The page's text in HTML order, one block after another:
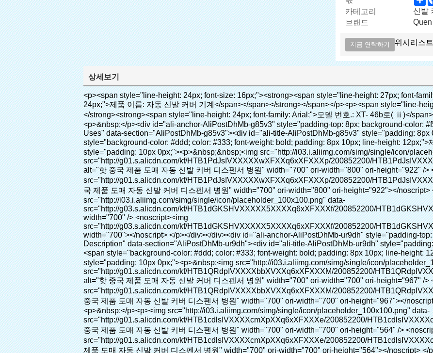
카테고리
신발
브랜드
지금 연락하기 위시리스
상세보기
<p><span style="line-height: 24px; font-size: 16px;"><strong><span style="line-height: 27px; font-family: Arial;"><span style="line-height: 24px;">제품 이름: 자동 신발 커버 기계</span></span></strong></span></p><p><span style="line-height: 24px; font-size: 16px;"><strong></strong><strong><span style="line-height: 24px; font-family: Arial;">모델 번호.: XT- 46b로( ⅱ)</span></strong></span></p><p>&nbsp;</p><p>&nbsp;</p><div id="ali-anchor-AliPostDhMb-g85v3" style="padding-top: 8px; background-color: #f5f5f5;" data-section-title="Product Uses" data-section="AliPostDhMb-g85v3"><div id="ali-title-AliPostDhMb-g85v3" style="padding: 8px 0px; border-bottom-style: solid;"><span style="background-color: #ddd; color: #333; font-weight: bold; padding: 8px 10px; line-height: 12px;">제품 사용</span></div><div style="padding: 10px 0px;"><p>&nbsp;&nbsp;<img src="http://i03.i.aliimg.com/simg/single/icon/placeholder_100x100.png" data-src="http://g01.s.alicdn.com/kf/HTB1PdJsIVXXXXXwXFXXq6xXFXXXp/200852200/HTB1PdJsIVXXXXXwXFXXq6xXFXXXp.jpg" data-alt="핫 중국 제품 도매 자동 신발 커버 디스펜서 병원" width="700" ori-width="800" ori-height="922" /> <noscript><img src="http://g01.s.alicdn.com/kf/HTB1PdJsIVXXXXXwXFXXq6xXFXXXp/200852200/HTB1PdJsIVXXXXXwXFXXq6xXFXXXp.jpg" alt="핫 중국 제품 도매 자동 신발 커버 디스펜서 병원" width="700" ori-width="800" ori-height="922"></noscript> </p><p>&nbsp;</p><p><img src="http://i03.i.aliimg.com/simg/single/icon/placeholder_100x100.png" data-src="http://g03.s.alicdn.com/kf/HTB1dGKSHVXXXXX5XXXXq6xXFXXXf/200852200/HTB1dGKSHVXXXXX5XXXXq6xXFXXXf.jpg" width="700" /> <noscript><img src="http://g03.s.alicdn.com/kf/HTB1dGKSHVXXXXX5XXXXq6xXFXXXf/200852200/HTB1dGKSHVXXXXX5XXXXq6xXFXXXf.jpg" width="700"></noscript> </p></div></div><div id="ali-anchor-AliPostDhMb-ur9dh" style="padding-top: 8px;" data-section-title="Product Description" data-section="AliPostDhMb-ur9dh"><div id="ali-title-AliPostDhMb-ur9dh" style="padding: 8px 0px; border-bottom-style: solid;"><span style="background-color: #ddd; color: #333; font-weight: bold; padding: 8px 10px; line-height: 12px;">제품 설명</span></div><div style="padding: 10px 0px;"><p>&nbsp;<img src="http://i03.i.aliimg.com/simg/single/icon/placeholder_100x100.png" data-src="http://g01.s.alicdn.com/kf/HTB1QRdpIVXXXXbbXVXXq6xXFXXXM/200852200/HTB1QRdpIVXXXXbbXVXXq6xXFXXXM.jpg" data-alt="핫 중국 제품 도매 자동 신발 커버 디스펜서 병원" width="700" ori-width="700" ori-height="967" /> <noscript><img src="http://g01.s.alicdn.com/kf/HTB1QRdpIVXXXXbbXVXXq6xXFXXXM/200852200/HTB1QRdpIVXXXXbbXVXXq6xXFXXXM.jpg" alt="핫 중국 제품 도매 자동 신발 커버 디스펜서 병원" width="700" ori-width="700" ori-height="967"></noscript> </p></div></div><p>&nbsp;</p><p>&nbsp;</p><p><img src="http://i03.i.aliimg.com/simg/single/icon/placeholder_100x100.png" data-src="http://g01.s.alicdn.com/kf/HTB1cdlsIVXXXXcmXpXXq6xXFXXXe/200852200/HTB1cdlsIVXXXXcmXpXXq6xXFXXXe.jpg" data-alt="핫 중국 제품 도매 자동 신발 커버 디스펜서 병원" width="700" ori-width="700" ori-height="564" /> <noscript><img src="http://g01.s.alicdn.com/kf/HTB1cdlsIVXXXXcmXpXXq6xXFXXXe/200852200/HTB1cdlsIVXXXXcmXpXXq6xXFXXXe.jpg" alt="핫 중국 제품 도매 자동 신발 커버 디스펜서 병원" width="700" ori-width="700" ori-height="564"></noscript> </p><p>&nbsp;</p><p>&nbsp;</p><div id="ali-anchor-AliPostDhMb-kqf20" style="padding-top: 8px;" data-section-title="Product Advantages" data-section="AliPostDhMb-kqf20"><div id="ali-title-AliPostDhMb-kqf20" style="padding: 8px 0px; border-bottom-style: solid;"><span style="background-color: #ddd; color: #333; font-weight: bold; padding: 8px 10px; line-height: 12px;">제품의 장점</span></div><div style="padding: 10px 0px;"><p>&nbsp;</p><table class="aliDataTable" style="width: 600px; height: 436px;"><tbody><tr style="height: 34.35pt;" align="left"><td style="width: 598pt;" colspan="2" valign="center"><p><span style="line-height: normal; font-weight: bold; font-size: 12pt; font-family: Arial;">장점은 quen 신발 커버 기계:</span></p></td></tr><tr style="height: 53.95pt;" align="left"><td style="width: 181.85pt;" valign="center"><p><span style="line-height: normal; font-weight: bold; font-family: arial, helvetica, sans-serif; color: #008000; font-size: 14px;">1. 경제적</span></p></td><td style="width: 416.15pt;" valign="center"><p><span style="line-height: normal; font-family: arial, helvetica, sans-serif; font-size: 14px;">비용은 우리의 PVC 필름의 경제적입니다 기존보다 신발 커버, 두께는 28& 무, m</span></p><p><span style="line-height: normal; font-family: arial, helvetica, sans-serif; font-size: 14px;">그것은 더 내구성이</span></p></td></tr><tr style="height: 52pt;" align="left"><td valign="center"><p><span style="line-height: normal; font-weight: bold; font-family: arial, helvetica, sans-serif; color: #008000; font-size: 14px;">2. 대용량</span></p></td><td valign="center"><p><span style="line-height: normal; font-family: arial, helvetica, sans-serif; font-size: 14px;">한 롤 필름 만들 수 있습니다 5백쌍 신발 커버, 다른 신발 커버 기계,</span></p><p><span style="line-height: normal; font-family: arial, helvetica, sans-serif; font-size: 14px;">용량은 만 50-100 쌍 신발 커버</span></p></td></tr><tr style="height: 53pt;" align="left"><td valign="center"><p><span style="line-height: normal; font-weight: bold; font-family: arial, helvetica, sans-serif; color: #008000; font-size: 14px;">3. 긴 디자인 생활</span></p></td><td valign="center"><p><span style="line-height: normal; font-family: arial, helvetica, sans-serif; font-size: 14px;">desi</span><span style="line-height: normal; font-family: arial, helvetica, sans-serif; font-size: 14px;">GN 수명은 300, 000 번</span></p></td></tr><tr style="height: 51pt;" align="left"><td valign="center"><p><span style="line-height: normal; font-weight: bold; font-family: arial, helvetica, sans-serif; color: #008000; font-size: 14px;">4. 편리한</span></p></td><td valign="center"><p><span style="line-height: normal; font-family: arial, helvetica, sans-serif; font-size: 14px;">그것은 정도 걸립니다 30가 대체 필름 롤, 다음 번 연속 1000 사용할 수 있습니다.</span></p></td></tr><tr style="height: 37.3pt;" align="left"><td valign="center"><p><span style="line-height: normal; font-weight: bold; font-family: arial, helvetica, sans-serif; color: #008000; font-size: 14px;">5. 편안한</span></p></td><td valign="center"><p><span style="line-height: normal; font-family: arial, helvetica, sans-serif; font-size: 14px;">그것은 사용하기 쉬운 및 착용 편안한.</span></p></td></tr><tr style="height: 39.25pt;" align="left"><td valign="center"><p><span style="line-height: normal; font-weight: bold; font-family: arial, helvetica, sans-serif; color: #008000; font-size: 14px;">6. 환경- 친화적 인</span></p></td><td valign="center"><p><span style="line-height: normal; font-family: arial, helvetica, sans-serif; font-size: 14px;">PVC 필름은 RoHS 규제 증명서 통과했습니다, 그것은 환경- 친화적 인</span></p></td></tr></tbody></table><p>&nbsp;</p></div></div><div id="ali-anchor-AliPostDhMb-nwpkf" style="padding-top: 8px;" data-section-title="Applicable Site" data-section="AliPostDhMb-nwpkf"><div id="ali-title-AliPostDhMb-nwpkf" style="padding: 8px 0px; border-bottom-style: solid;"><span style="background-color: #ddd; color: #333; font-weight: bold; padding: 8px 10px; line-height: 12px;">사이트 적용</span></div><div style="padding: 10px 0px;"><p>&nbsp;<em><span style="line-height: normal; font-weight: bold; font-size: 12pt; font-family: Arial; background: #99cc00;">적용 사이트를 신발 커버 기계:</span></em></p></div></div><p>&nbsp;</p><p><strong><span style="line-height: 21px; font-size: 14px;">의료 시스템:</span></strong>클리닉, 실험실, 병원(operating 룸, 중부 표준시 실, X-레이 실, B 초 룸, ICU 실,</p><p>&nbsp;</p><p>VIP 룸, 혈액 센터), 등</p><p><br><span style="line-height: 21px; font-size: 14px;"><strong>기업:</strong></span>식품